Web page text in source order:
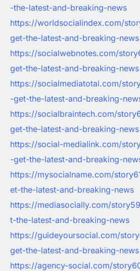
-the-latest-and-breaking-news
https://worldsocialindex.com/
get-the-latest-and-breaking-news
https://socialwebnotes.com/
get-the-latest-and-breaking-news
https://socialmediatotal.com/
-get-the-latest-and-breaking-
https://socialbraintech.com/
get-the-latest-and-breaking-news
https://social-medialink.com/
-get-the-latest-and-breaking-
https://mysocialname.com/
et-the-latest-and-breaking-news
https://mediasocially.com/
t-the-latest-and-breaking-news
https://guideyoursocial.com/
get-the-latest-and-breaking-news
https://agency-social.com/